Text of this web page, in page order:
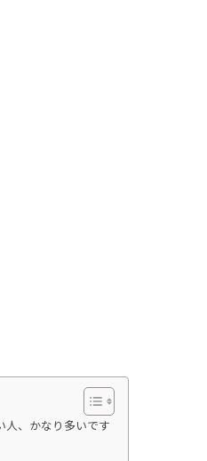
人、かなり多いです